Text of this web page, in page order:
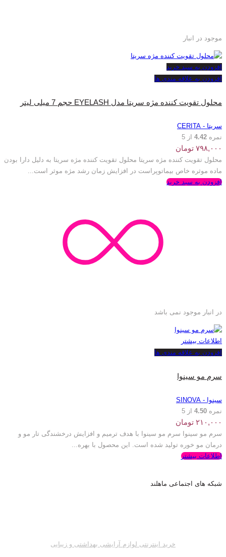
موجود در انبار
افزودن به سبد خرید
افزودن به علاقه مندی ها
محلول تقویت کننده مژه سریتا مدل EYELASH حجم 7 میلی لیتر
سریتا - CERITA
نمره 4.42 از 5
۷۹۸,۰۰۰ تومان
محلول تقویت کننده مژه سریتا محلول تقویت کننده مژه سریتا به دلیل دارا بودن
ماده موثره خاص بیماتوپراست در افزایش زمان رشد مژه موثر است...
افزودن به سبد خرید
در انبار موجود نمی باشد
اطلاعات بیشتر
افزودن به علاقه مندی ها
سرم مو سینوا
سینوا - SINOVA
نمره 4.50 از 5
۲۱۰,۰۰۰ تومان
سرم مو سینوا سرم مو سینوا با هدف ترمیم و افزایش درخشندگی تار مو و
درمان مو خوره تولید شده است. این محصول با بهره...
اطلاعات بیشتر
شبکه های اجتماعی ماهلند
خرید اینترنتی لوازم آرایشی بهداشتی و زیبایی